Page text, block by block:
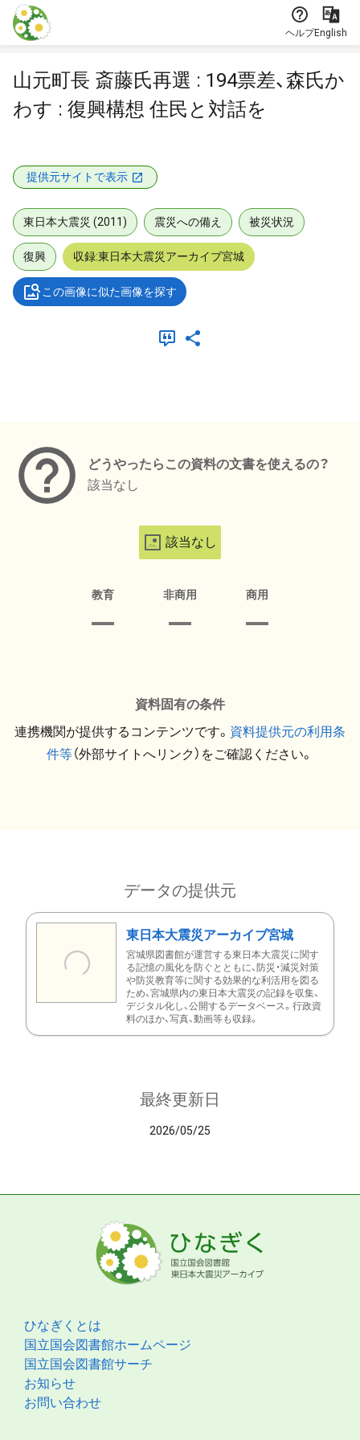
本文に飛ぶ
ヘルプEnglish
山元町長 斎藤氏再選 : 194票差、森氏か
わす : 復興構想 住民と対話を
提供元サイトで表示
東日本大震災 (2011) 震災への備え 被災状況
復興 収録:東日本大震災アーカイブ宮城
この画像に似た画像を探す
どうやったらこの資料の文書を使えるの？
該当なし
該当なし
教育 非商用 商用
資料固有の条件
連携機関が提供するコンテンツです。 資料提供元の利用条
件等（外部サイトへリンク）をご確認ください。
データの提供元
東日本大震災アーカイブ宮城
宮城県図書館が運営する東日本大震災に関す
る記憶の風化を防ぐとともに、防災・減災対策
や防災教育等に関する効果的な利活用を図る
ため、宮城県内の東日本大震災の記録を収集、
デジタル化し、公開するデータベース。行政資
料のほか、写真、動画等も収録。
最終更新日
2026/05/25
ひなぎくとは
国立国会図書館ホームページ
国立国会図書館サーチ
お知らせ
お問い合わせ